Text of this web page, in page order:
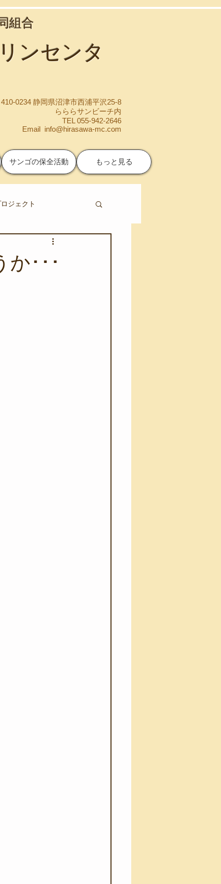
組合
ンセンタ
0234 静岡県沼津市西浦平沢25-8
らららサンビーチ内
TEL 055-942-2646
Email info@hirasawa-mc.com
サンゴの保全活動 もっと見る
ジェクト
アカモク養殖実験
･･･